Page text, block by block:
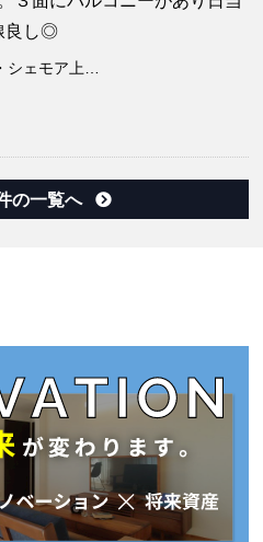
良し◎
シェモア上…
の一覧へ